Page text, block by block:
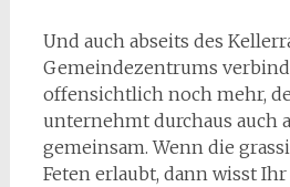
Und auch abseits des
Gemeindezentrums
offensichtlich noch mehr,
unternehmt durchaus auch
gemeinsam. Wenn die
Feten erlaubt, dann wisst